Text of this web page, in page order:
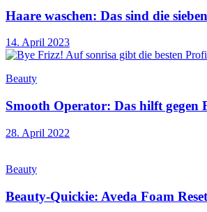
Haare waschen: Das sind die
14. April 2023
Beauty
Smooth Operator: Das hilft gegen
28. April 2022
Beauty
Beauty-Quickie: Aveda Foam